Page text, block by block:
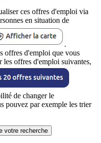
ces offres d'emploi via
en situation de
.
offres d'emploi que vous
les offres d'emploi suivantes,
de changer le
pouvez par exemple les trier
votre recherche